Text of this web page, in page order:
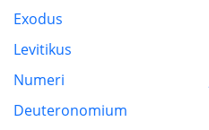
Exodus
Levitikus
Numeri
Deuteronomium